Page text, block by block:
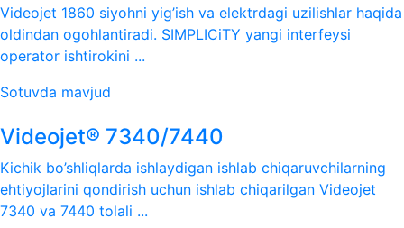
Videojet 1860 siyohni yig’ish va elektrdagi uzilishlar haqida
oldindan ogohlantiradi. SIMPLICiTY yangi interfeysi
operator ishtirokini ...
Sotuvda mavjud
Videojet® 7340/7440
Kichik bo’shliqlarda ishlaydigan ishlab chiqaruvchilarning
ehtiyojlarini qondirish uchun ishlab chiqarilgan Videojet
7340 va 7440 tolali ...